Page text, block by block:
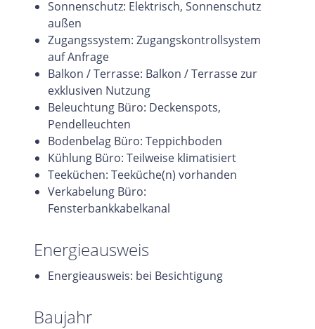
Sonnenschutz: Elektrisch, Sonnenschutz
außen
Zugangssystem: Zugangskontrollsystem
auf Anfrage
Balkon / Terrasse: Balkon / Terrasse zur
exklusiven Nutzung
Beleuchtung Büro: Deckenspots,
Pendelleuchten
Bodenbelag Büro: Teppichboden
Kühlung Büro: Teilweise klimatisiert
Teeküchen: Teeküche(n) vorhanden
Verkabelung Büro:
Fensterbankkabelkanal
Energieausweis
Energieausweis: bei Besichtigung
Baujahr